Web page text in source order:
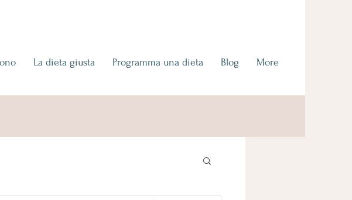
La dieta giusta Programma una dieta Blog More